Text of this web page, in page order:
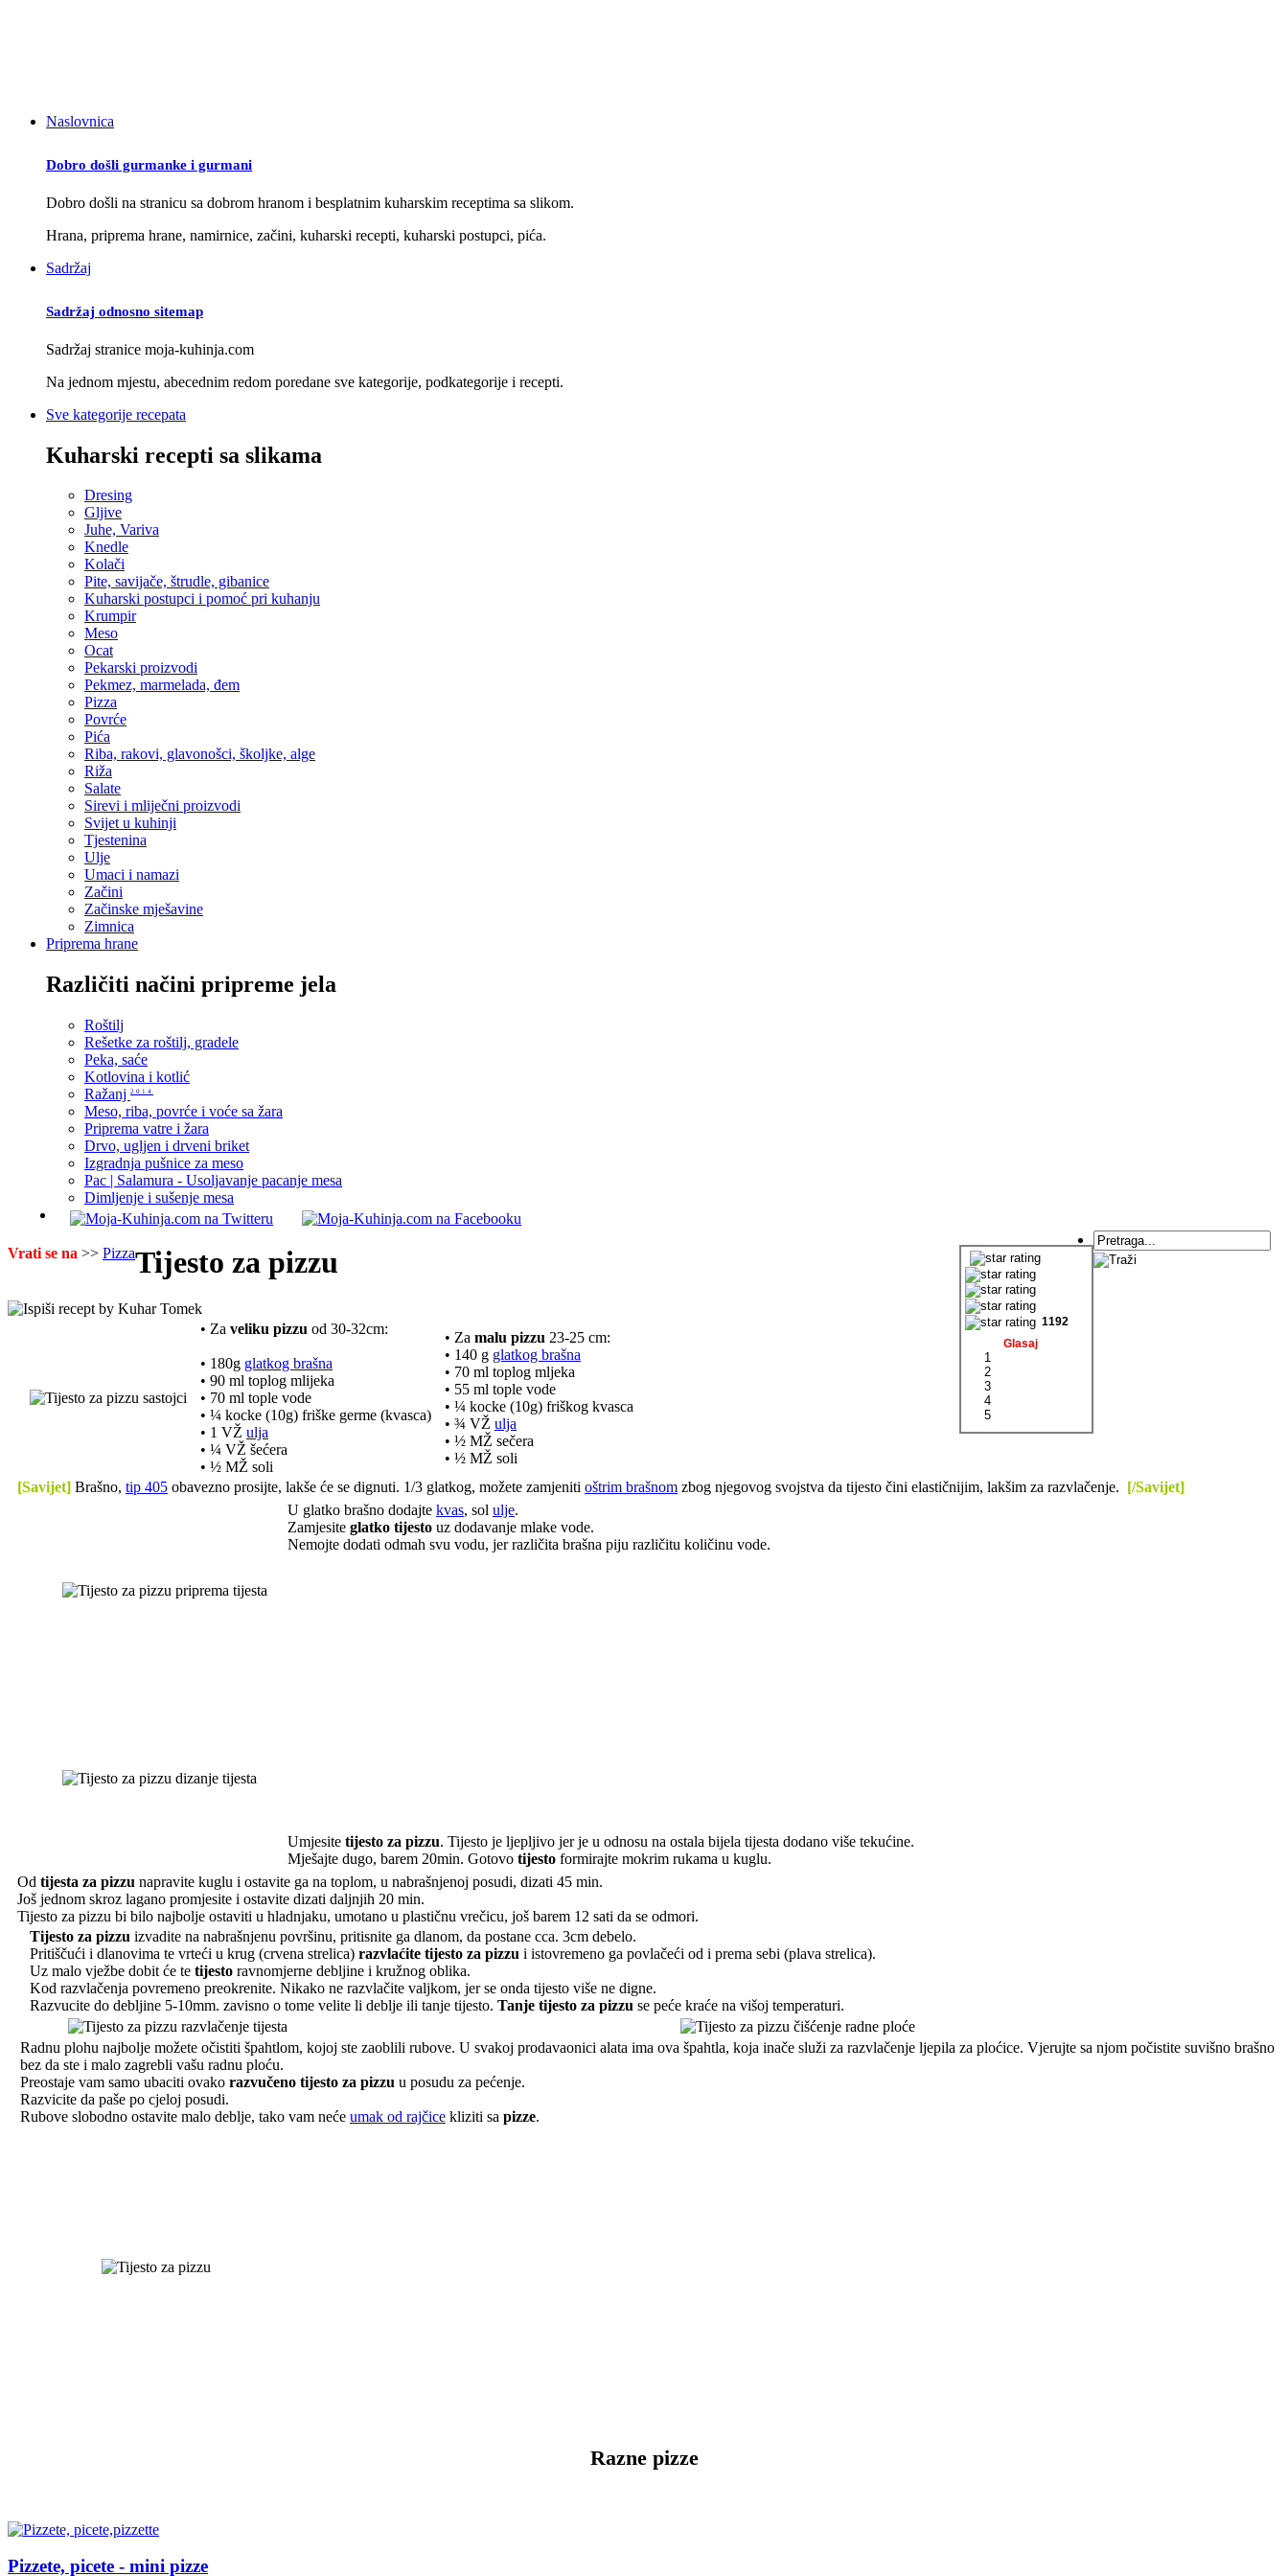
Naslovnica
Dobro došli gurmanke i gurmani
Dobro došli na stranicu sa dobrom hranom i besplatnim kuharskim receptima sa slikom.
Hrana, priprema hrane, namirnice, začini, kuharski recepti, kuharski postupci, pića.
Sadržaj
Sadržaj odnosno sitemap
Sadržaj stranice moja-kuhinja.com
Na jednom mjestu, abecednim redom poredane sve kategorije, podkategorije i recepti.
Sve kategorije recepata
Kuharski recepti sa slikama
Dresing
Gljive
Juhe, Variva
Knedle
Kolači
Pite, savijače, štrudle, gibanice
Kuharski postupci i pomoć pri kuhanju
Krumpir
Meso
Ocat
Pekarski proizvodi
Pekmez, marmelada, đem
Pizza
Povrće
Pića
Riba, rakovi, glavonošci, školjke, alge
Riža
Salate
Sirevi i mliječni proizvodi
Svijet u kuhinji
Tjestenina
Ulje
Umaci i namazi
Začini
Začinske mješavine
Zimnica
Priprema hrane
Različiti načini pripreme jela
Roštilj
Rešetke za roštilj, gradele
Peka, saće
Kotlovina i kotlić
Ražanj
2014
Meso, riba, povrće i voće sa žara
Priprema vatre i žara
Drvo, ugljen i drveni briket
Izgradnja pušnice za meso
Pac | Salamura - Usoljavanje pacanje mesa
Dimljenje i sušenje mesa
Vrati se na >> Pizza
1192
Glasaj
1
2
3
4
5
Tijesto za pizzu
• Za veliku pizzu od 30-32cm:
• 180g glatkog brašna
• 90 ml toplog mlijeka
• 70 ml tople vode
• ¼ kocke (10g) friške germe (kvasca)
• 1 VŽ ulja
• ¼ VŽ šećera
• ½ MŽ soli
• Za malu pizzu 23-25 cm:
• 140 g glatkog brašna
• 70 ml toplog mljeka
• 55 ml tople vode
• ¼ kocke (10g) friškog kvasca
• ¾ VŽ ulja
• ½ MŽ sečera
• ½ MŽ soli
[Savijet] Brašno, tip 405 obavezno prosijte, lakše će se dignuti. 1/3 glatkog, možete zamjeniti oštrim brašnom zbog njegovog svojstva da tijesto čini elastičnijim, lakšim za razvlačenje. [/Savijet]
U glatko brašno dodajte kvas, sol ulje.
Zamjesite glatko tijesto uz dodavanje mlake vode.
Nemojte dodati odmah svu vodu, jer različita brašna piju različitu količinu vode.
Umjesite tijesto za pizzu. Tijesto je ljepljivo jer je u odnosu na ostala bijela tijesta dodano više tekućine.
Mješajte dugo, barem 20min. Gotovo tijesto formirajte mokrim rukama u kuglu.
Od tijesta za pizzu napravite kuglu i ostavite ga na toplom, u nabrašnjenoj posudi, dizati 45 min.
Još jednom skroz lagano promjesite i ostavite dizati daljnjih 20 min.
Tijesto za pizzu bi bilo najbolje ostaviti u hladnjaku, umotano u plastičnu vrečicu, još barem 12 sati da se odmori.
Tijesto za pizzu izvadite na nabrašnjenu površinu, pritisnite ga dlanom, da postane cca. 3cm debelo.
Pritiščući i dlanovima te vrteći u krug (crvena strelica) razvlaćite tijesto za pizzu i istovremeno ga povlačeći od i prema sebi (plava strelica).
Uz malo vježbe dobit će te tijesto ravnomjerne debljine i kružnog oblika.
Kod razvlačenja povremeno preokrenite. Nikako ne razvlačite valjkom, jer se onda tijesto više ne digne.
Razvucite do debljine 5-10mm. zavisno o tome velite li deblje ili tanje tijesto. Tanje tijesto za pizzu se peće kraće na višoj temperaturi.
Radnu plohu najbolje možete očistiti špahtlom, kojoj ste zaoblili rubove. U svakoj prodavaonici alata ima ova špahtla, koja inače služi za razvlačenje ljepila za ploćice. Vjerujte sa njom počistite suvišno brašno
bez da ste i malo zagrebli vašu radnu ploću.
Preostaje vam samo ubaciti ovako razvučeno tijesto za pizzu u posudu za pećenje.
Razvicite da paše po cjeloj posudi.
Rubove slobodno ostavite malo deblje, tako vam neće umak od rajčice kliziti sa pizze.
Razne pizze
Pizzete, picete - mini pizze